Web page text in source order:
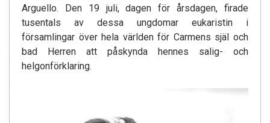
Arguello. Den 19 juli, dagen för årsdagen, firade
tusentals av dessa ungdomar eukaristin i
församlingar över hela världen för Carmens själ och
bad Herren att påskynda hennes salig- och
helgonförklaring.